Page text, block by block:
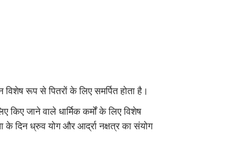
रूप से पितरों के लिए समर्पित होता है।
किए जाने वाले धार्मिक कर्मों के लिए विशेष
के दिन ध्रुव योग और आर्द्रा नक्षत्र का संयोग